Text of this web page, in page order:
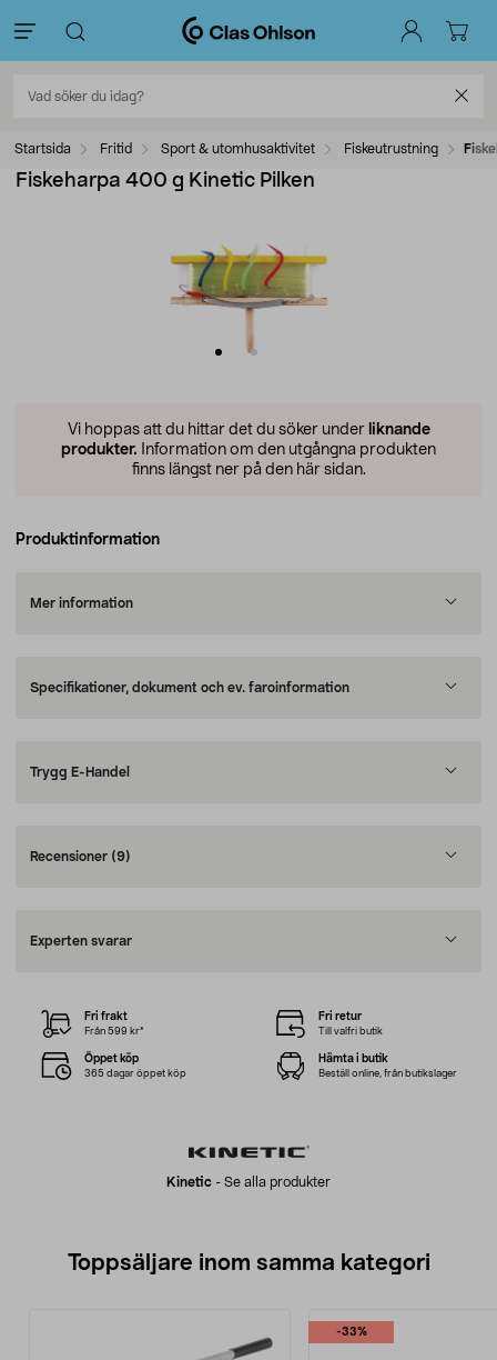
Startsida Fritid Sport & utomhusaktivitet Fiskeutrustning
Fiskeharpa 400 g Kinetic Pilken
Vi hoppas att du hittar det du söker under liknande
produkter. Information om den utgångna produkten
finns längst ner på den här sidan.
Produktinformation
Mer information
Specifikationer, dokument och ev. faroinformation
Trygg E-Handel
Recensioner (9)
Experten svarar
Kinetic - Se alla produkter
Fri frakt
Från 599 kr*
Fri retur
Till valfri butik
Öppet köp
365 dagar öppet köp
Hämta i butik
Beställ online, från butikslager
Toppsäljare inom samma kategori
-33%